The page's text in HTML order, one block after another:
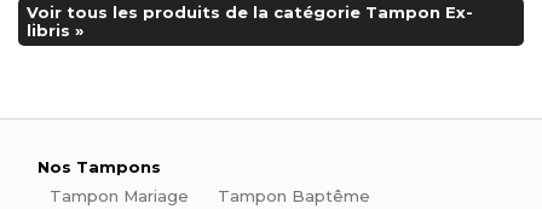
Voir tous les produits de la catégorie Tampon Ex-
libris »
Nos Tampons
Tampon Mariage
Tampon Baptême